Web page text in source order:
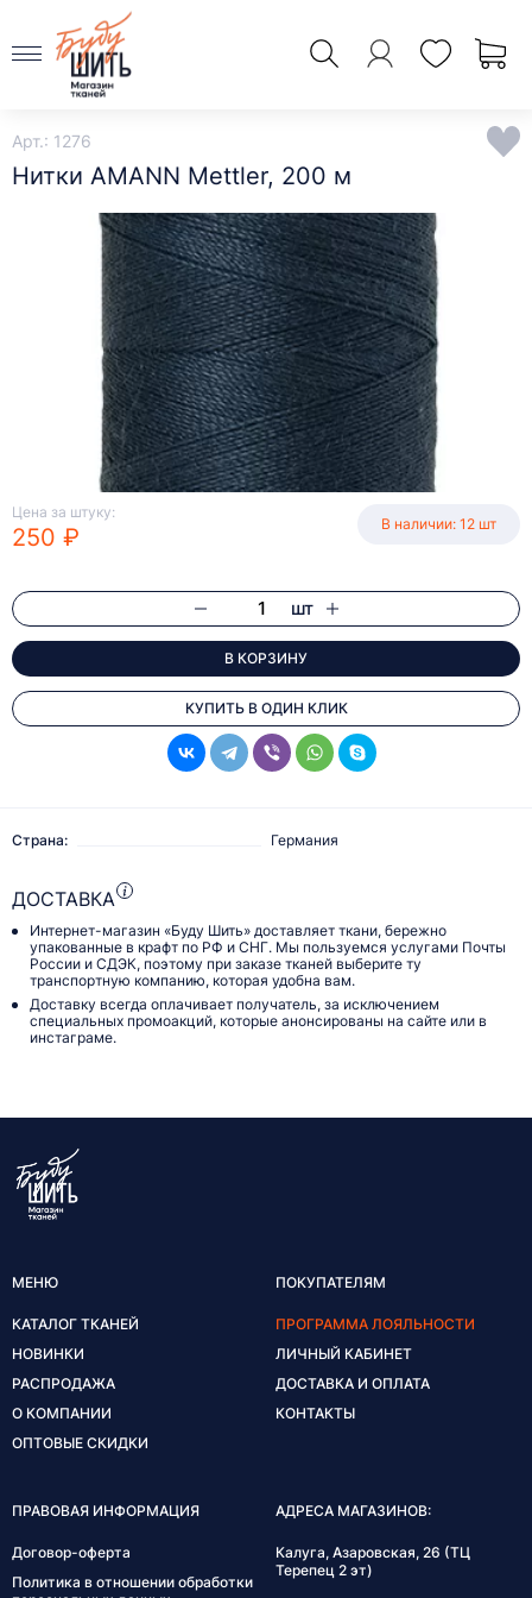
Арт.: 1276
Нитки AMANN Mettler, 200 м
Цена за штуку:
250 ₽ В наличии: 12 шт
шт
В КОРЗИНУ
КУПИТЬ В ОДИН КЛИК
Страна: Германия
ДОСТАВКА
Интернет-магазин «Буду Шить» доставляет ткани, бережно
упакованные в крафт по РФ и СНГ. Мы пользуемся услугами Почты
России и СДЭК, поэтому при заказе тканей выберите ту
транспортную компанию, которая удобна вам.
Доставку всегда оплачивает получатель, за исключением
специальных промоакций, которые анонсированы на сайте или в
инстаграме.
МЕНЮ
КАТАЛОГ ТКАНЕЙ
НОВИНКИ
РАСПРОДАЖА
О КОМПАНИИ
ОПТОВЫЕ СКИДКИ
ПОКУПАТЕЛЯМ
ПРОГРАММА ЛОЯЛЬНОСТИ
ЛИЧНЫЙ КАБИНЕТ
ДОСТАВКА И ОПЛАТА
КОНТАКТЫ
ПРАВОВАЯ ИНФОРМАЦИЯ
Договор-оферта
Политика в отношении обработки
АДРЕСА МАГАЗИНОВ:
Калуга, Азаровская, 26 (ТЦ
Терепец 2 эт)